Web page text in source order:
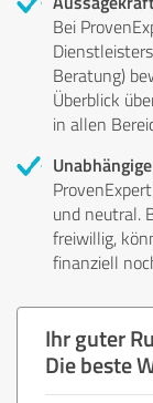
Bei
Beratung)
Überblick
in allen
und neutral.
freiwillig,
finanziell
Ihr guter
Die beste